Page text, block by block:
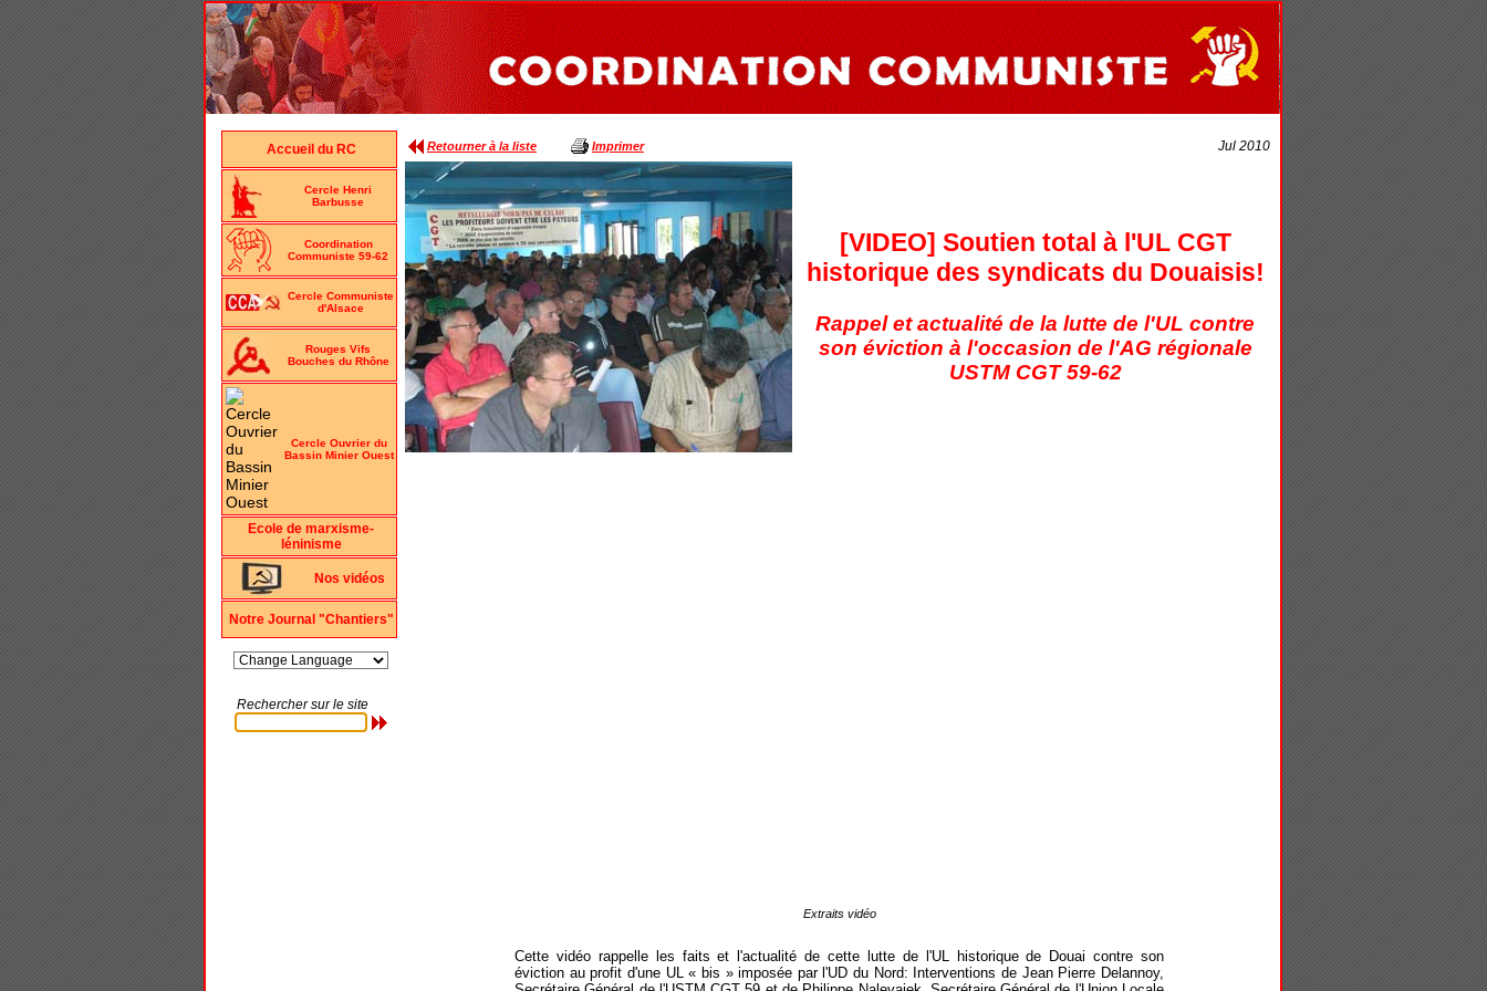
Accueil du RC
Cercle Henri
Barbusse
Coordination
Communiste 59-62
Cercle Communiste
d'Alsace
Rouges Vifs
Bouches du Rhône
Cercle Ouvrier du
Bassin Minier Ouest
Ecole de marxisme-
léninisme
Nos vidéos
Notre Journal "Chantiers"
Rechercher sur le site
Retourner à la liste Imprimer Jul 2010
[VIDEO] Soutien total à l'UL CGT
historique des syndicats du Douaisis!
Rappel et actualité de la lutte de l'UL contre
son éviction à l'occasion de l'AG régionale
USTM CGT 59-62
Extraits vidéo
Cette vidéo rappelle les faits et l'actualité de cette lutte de l'UL historique de Douai contre son
éviction au profit d'une UL « bis » imposée par l'UD du Nord: Interventions de Jean Pierre Delannoy,